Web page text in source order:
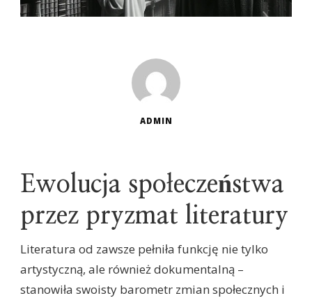
ADMIN
Ewolucja społeczeństwa
przez pryzmat literatury
Literatura od zawsze pełniła funkcję nie tylko
artystyczną, ale również dokumentalną –
stanowiła swoisty barometr zmian społecznych i